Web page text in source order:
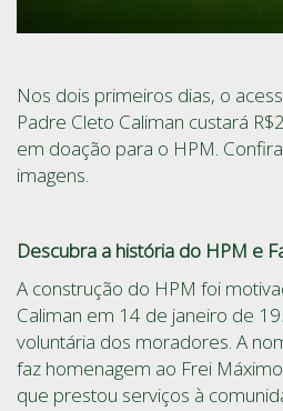
Nos dois primeiros dias, o
Padre Cleto Caliman custará
em doação para o HPM.
imagens.
Descubra a história do HPM e
A construção do HPM foi
Caliman em 14 de janeiro de
voluntária dos moradores. A
faz homenagem ao Frei
que prestou serviços à